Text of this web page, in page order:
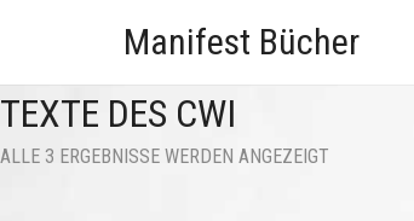
Manifest Bücher
TEXTE DES CWI
ALLE 3 ERGEBNISSE WERDEN ANGEZEIGT